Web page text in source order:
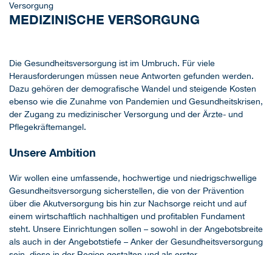
Versorgung
MEDIZINISCHE VERSORGUNG
Die Gesundheitsversorgung ist im Umbruch. Für viele
Herausforderungen müssen neue Antworten gefunden werden.
Dazu gehören der demografische Wandel und steigende Kosten
ebenso wie die Zunahme von Pandemien und Gesundheitskrisen,
der Zugang zu medizinischer Versorgung und der Ärzte- und
Pflegekräftemangel.
Unsere Ambition
Wir wollen eine umfassende, hochwertige und niedrigschwellige
Gesundheitsversorgung sicherstellen, die von der Prävention
über die Akutversorgung bis hin zur Nachsorge reicht und auf
einem wirtschaftlich nachhaltigen und profitablen Fundament
steht. Unsere Einrichtungen sollen – sowohl in der Angebotsbreite
als auch in der Angebotstiefe – Anker der Gesundheitsversorgung